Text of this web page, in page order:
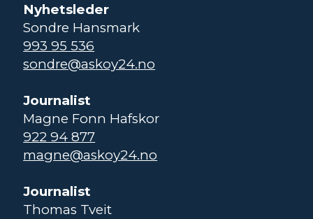
Nyhetsleder
Sondre Hansmark
993 95 536
sondre@askoy24.no
Journalist
Magne Fonn Hafskor
922 94 877
magne@askoy24.no
Journalist
Thomas Tveit